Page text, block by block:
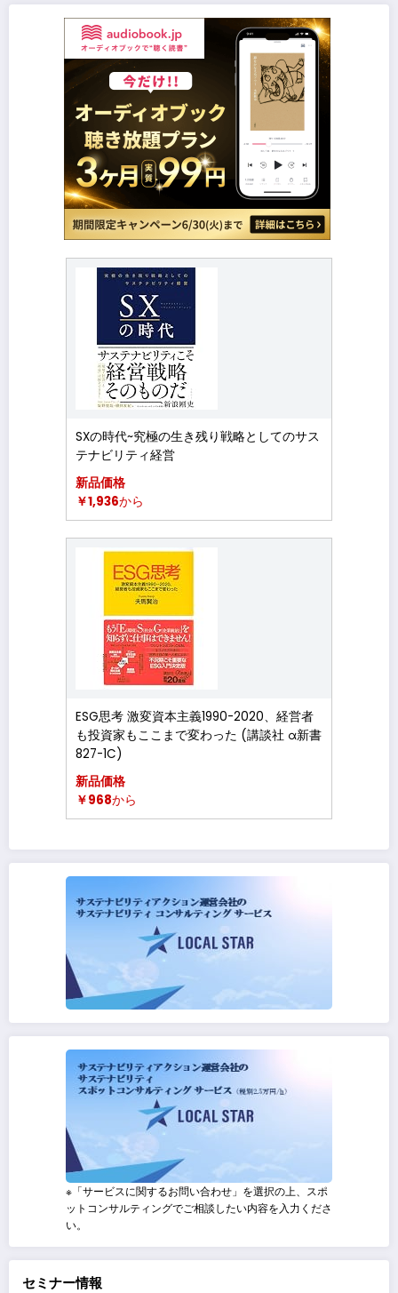
SXの時代~究極の生き残り戦略としてのサス
テナビリティ経営
新品価格
￥1,936から
ESG思考 激変資本主義1990-2020、経営者
も投資家もここまで変わった (講談社 α新書
827-1C)
新品価格
￥968から
※「サービスに関するお問い合わせ」を選択の上、スポ
ットコンサルティングでご相談したい内容を入力くださ
い。
セミナー情報